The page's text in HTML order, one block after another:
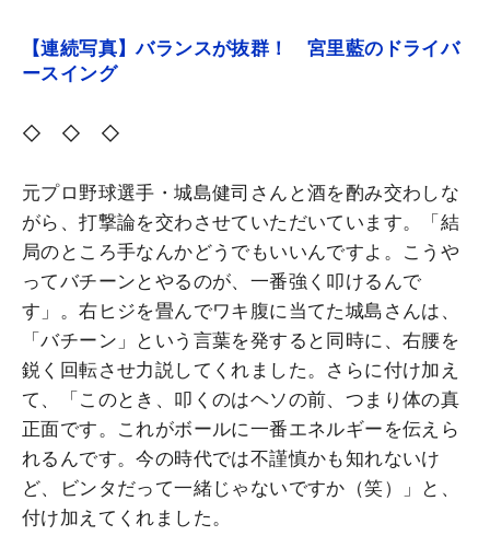
【連続写真】バランスが抜群！ 宮里藍のドライバ
ースイング
◇ ◇ ◇
元プロ野球選手・城島健司さんと酒を酌み交わしな
がら、打撃論を交わさせていただいています。「結
局のところ手なんかどうでもいいんですよ。こうや
ってバチーンとやるのが、一番強く叩けるんで
す」。右ヒジを畳んでワキ腹に当てた城島さんは、
「バチーン」という言葉を発すると同時に、右腰を
鋭く回転させ力説してくれました。さらに付け加え
て、「このとき、叩くのはヘソの前、つまり体の真
正面です。これがボールに一番エネルギーを伝えら
れるんです。今の時代では不謹慎かも知れないけ
ど、ビンタだって一緒じゃないですか（笑）」と、
付け加えてくれました。